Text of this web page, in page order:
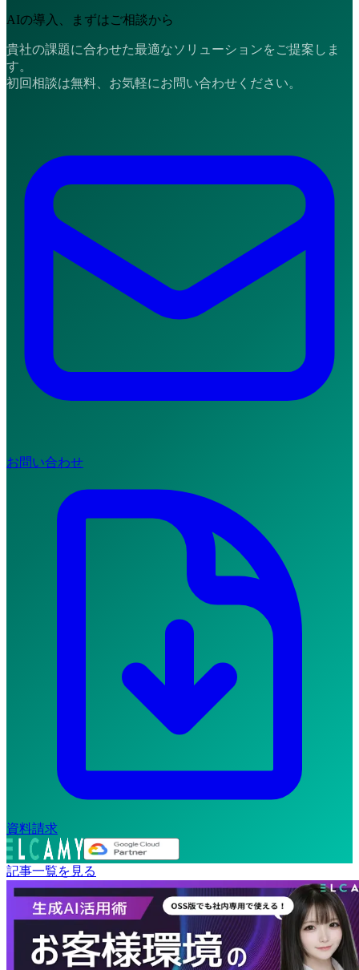
AIの導入、まずはご相談から
貴社の課題に合わせた最適なソリューションをご提案しま
す。
初回相談は無料、お気軽にお問い合わせください。
お問い合わせ
資料請求
記事一覧を見る